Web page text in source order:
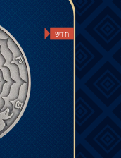
חדש